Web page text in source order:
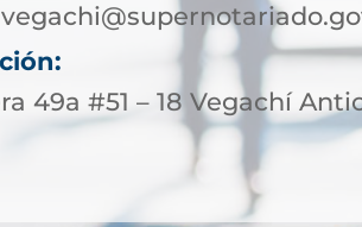
49a #51 – 18 Vegachí